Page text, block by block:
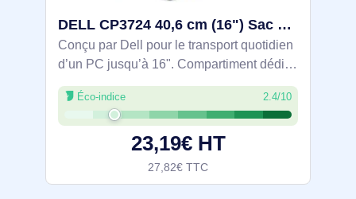
DELL CP3724 40,6 cm (16") Sac à dos Noir - DELL-CP3724
Conçu par Dell pour le transport quotidien
d’un PC jusqu’à 16". Compartiment dédié
avec rembourrage 360° et tissu hydrofuge.
Volume 18 L à large ouverture,
organiseurs, poches latérales pour
Éco-indice 2.4/10
23,19€ HT
27,82€ TTC